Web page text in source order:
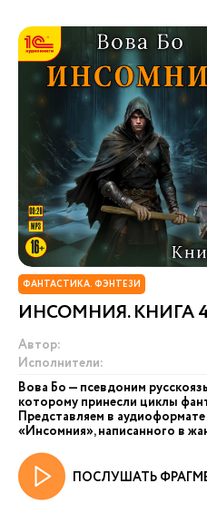
ФАНТАСТИКА. ФЭНТЕЗИ
ИНСОМНИЯ. КНИГА
Автор:
Исполнители:
Вова Бо — псевдоним
которому принесли циклы
Представляем в
«Инсомния», написанного в
ПОСЛУШАТЬ